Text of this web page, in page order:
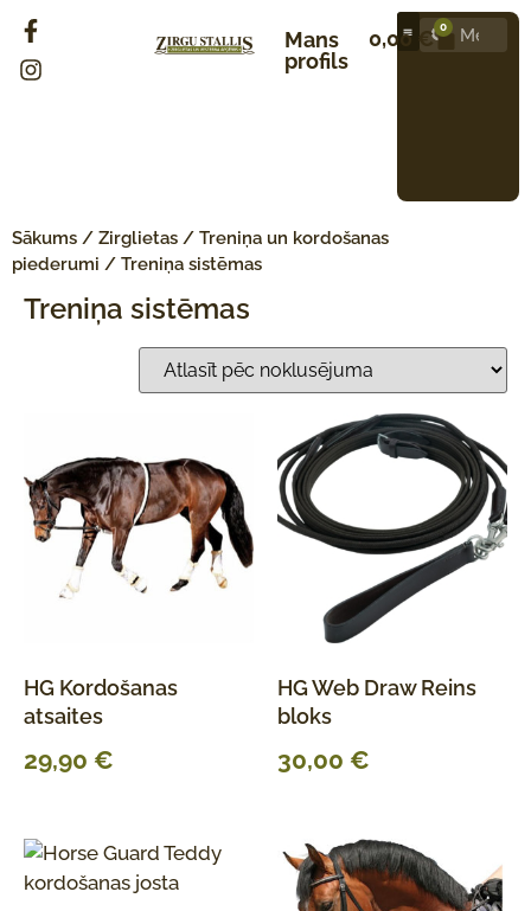
Mans
profils
0,00 € 0
Sākums / Zirglietas / Treniņa un kordošanas
piederumi / Treniņa sistēmas
Treniņa sistēmas
HG Kordošanas
atsaites
29,90 €
HG Web Draw Reins
bloks
30,00 €